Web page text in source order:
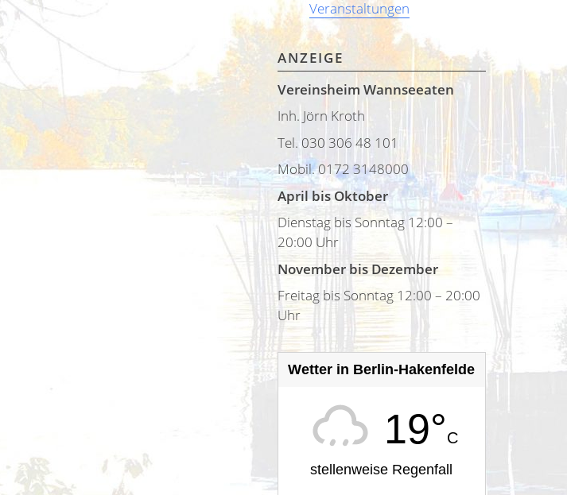
Veranstaltungen
ANZEIGE
Vereinsheim Wannseeaten
Inh. Jörn Kroth
Tel. 030 306 48 101
Mobil. 0172 3148000
April bis Oktober
Dienstag bis Sonntag 12:00 –
20:00 Uhr
November bis Dezember
Freitag bis Sonntag 12:00 – 20:00
Uhr
Wetter in Berlin-Hakenfelde
19°C
stellenweise Regenfall